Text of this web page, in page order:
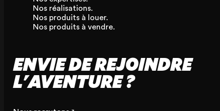
Nos réalisations.
Nos produits à louer.
Nos produits à vendre.
ENVIE DE REJOINDRE
L'AVENTURE ?